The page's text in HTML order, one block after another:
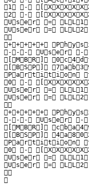
 1   - 
 2   - 
 U s e r   =   L L 1 
 U s e r   =   L L 2 
  
 + + + + + 
 - - -   U s e r   - -
 [ M B R ] 
 [ B S P ] 
 P a r t i t i o n 
 0   - 
 U s e r   =   L L 1 
 U s e r   =   L L 2 
  
 + + + + + 
 - - -   U s e r   - -
 [ M B R ] 
 [ B S P ] 
 P a r t i t i o n 
 0   - 
 U s e r   =   L L 1 
 U s e r   =   L L 2 
  
 